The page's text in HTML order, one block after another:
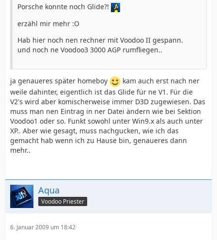
Porsche konnte noch Glide?!
erzähl mir mehr :O
Hab hier noch nen rechner mit Voodoo II gespann.
und noch ne Voodoo3 3000 AGP rumfliegen..
ja genaueres später homeboy
kam auch erst nach ner
weile dahinter, eigentlich ist das Glide für ne V1. Für die
V2's wird aber komischerweise immer D3D zugewiesen. Das
muss man nen Eintrag in ner Datei ändern wie bei Sektion
Voodoo1 oder so. Funkt sowohl unter Win9.x als auch unter
XP.. Aber wie gesagt, muss nachgucken, wie ich das
gemacht hab wenn ich zu Hause bin, genaueres dann
mehr..
Aqua
Voodoo Priester
6. Januar 2009 um 18:42